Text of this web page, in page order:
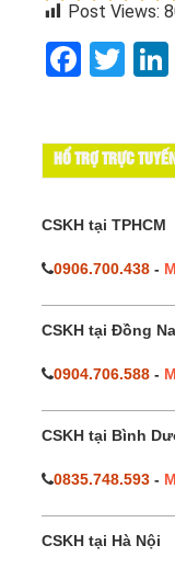
Post Views:
HỔ TRỢ TRỰC TUYẾN
CSKH tại TPHCM
0906.700.438 -
CSKH tại Đồng
0904.706.588 -
CSKH tại Bình
0835.748.593 -
CSKH tại Hà Nội